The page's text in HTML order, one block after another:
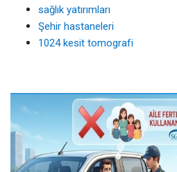
sağlık yatırımları
Şehir hastaneleri
1024 kesit tomografi